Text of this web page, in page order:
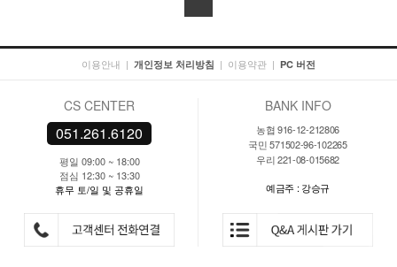
이용안내 | 개인정보 처리방침 | 이용약관 | PC 버전
CS CENTER
051.261.6120
평일 09:00 ~ 18:00
점심 12:30 ~ 13:30
휴무 토/일 및 공휴일
BANK INFO
농협 916-12-212806
국민 571502-96-102265
우리 221-08-015682
예금주 : 강승규